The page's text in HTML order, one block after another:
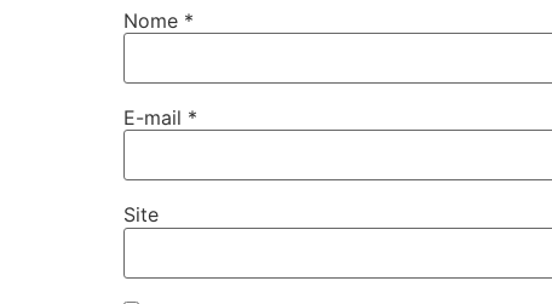
Nome *
E-mail *
Site